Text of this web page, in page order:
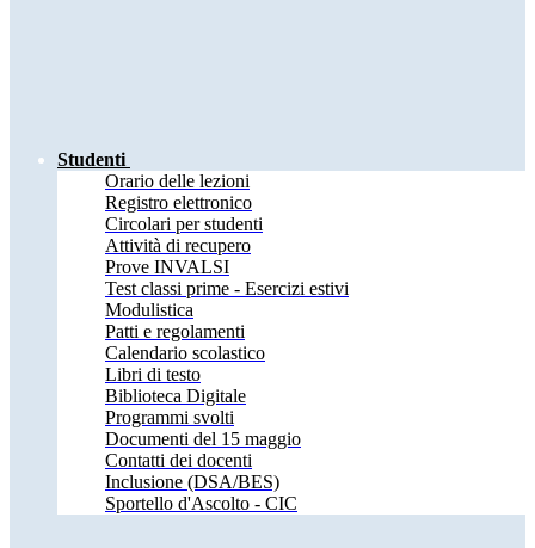
Studenti
Orario delle lezioni
Registro elettronico
Circolari per studenti
Attività di recupero
Prove INVALSI
Test classi prime - Esercizi estivi
Modulistica
Patti e regolamenti
Calendario scolastico
Libri di testo
Biblioteca Digitale
Programmi svolti
Documenti del 15 maggio
Contatti dei docenti
Inclusione (DSA/BES)
Sportello d'Ascolto - CIC